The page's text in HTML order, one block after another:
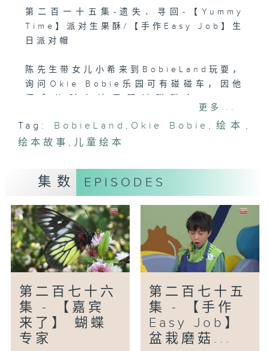
第二百一十五集-遗失．寻回-【Yummy
Time】派对生果酥/【手作Easy Job】生
日派对帽
陈先生带女儿小希来到BobieLand玩耍，
询问Okie Bobie乐园可有碰碰车，因他
Bobie回覆现时的BobieLand并没有碰碰
车，但也有其他适合他女儿玩的游乐设施。
在远处望着的Wheel仔，认出站在远处的
Wheel仔虽不敢上前跟阿乐相认，但他激
动的心情仍然溢于言表。Wheel仔还从阿
乐希望回到游乐场寻找深爱的Wheel仔与
头盔，可惜游乐场第二天便倒闭，阿乐再也
无法进入游乐场。这时Wheel仔才意识
到，原来阿乐并没有把他忘记。
【Yummy Time】派对生果酥
QQ赶着参加生日派对，并要求出席者预备
一款食物一同分享。在QQ的印象中，生日
派对的食物都是冷冰冰、不健康以及油腻
的。于是，碌碌姐姐教QQ制作热辣辣、健
更多...
Tag: BobieLand , Okie Bobie , 绘本 ,
绘本故事 , 儿童绘本
集数 EPISODES
第二百七十六
集 - 【嘉宾
来了】 蝴蝶
专家
第二百七十五
集 - 【手作
Easy Job】
盆栽磨菇...